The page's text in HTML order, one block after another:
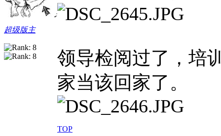
超级版主
领导检阅过了，培
家当该回家了。
TOP